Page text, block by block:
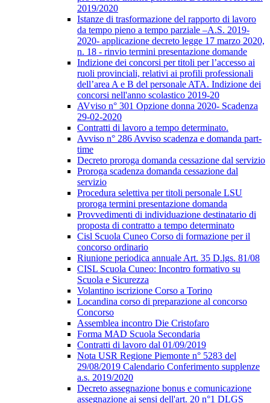
2019/2020
Istanze di trasformazione del rapporto di lavoro
da tempo pieno a tempo parziale –A.S. 2019-
2020- applicazione decreto legge 17 marzo 2020,
n. 18 - rinvio termini presentazione domande
Indizione dei concorsi per titoli per l’accesso ai
ruoli provinciali, relativi ai profili professionali
dell’area A e B del personale ATA. Indizione dei
concorsi nell'anno scolastico 2019-20
AVviso n° 301 Opzione donna 2020- Scadenza
29-02-2020
Contratti di lavoro a tempo determinato.
Avviso n° 286 Avviso scadenza e domanda part-
time
Decreto proroga domanda cessazione dal servizio
Proroga scadenza domanda cessazione dal
servizio
Procedura selettiva per titoli personale LSU
proroga termini presentazione domanda
Provvedimenti di individuazione destinatario di
proposta di contratto a tempo determinato
Cisl Scuola Cuneo Corso di formazione per il
concorso ordinario
Riunione periodica annuale Art. 35 D.lgs. 81/08
CISL Scuola Cuneo: Incontro formativo su
Scuola e Sicurezza
Volantino iscrizione Corso a Torino
Locandina corso di preparazione al concorso
Concorso
Assemblea incontro Die Cristofaro
Forma MAD Scuola Secondaria
Contratti di lavoro dal 01/09/2019
Nota USR Regione Piemonte n° 5283 del
29/08/2019 Calendario Conferimento supplenze
a.s. 2019/2020
Decreto assegnazione bonus e comunicazione
assegnazione ai sensi dell'art. 20 n°1 DLGS